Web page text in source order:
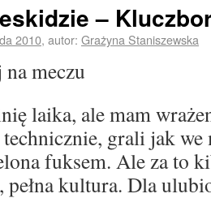
–
2010, autor: Grażyna Staniszewska
meczu
laika, ale mam
grali jak we
fuksem. Ale za to
pełna kultura. Dla